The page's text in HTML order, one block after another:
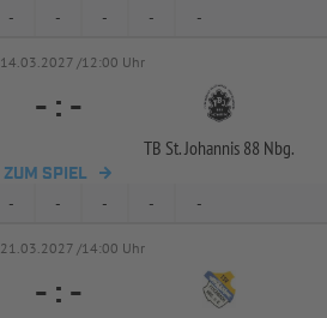
- - - - -
14.03.2027 /12:00 Uhr
- : -
TB St. Johannis 88 Nbg.
ZUM SPIEL
- - - - -
21.03.2027 /14:00 Uhr
- : -